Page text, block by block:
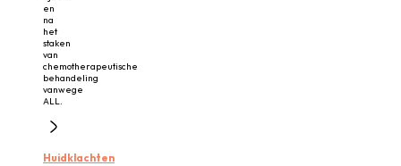
en
na
het
staken
van
chemotherapeutische
behandeling
vanwege
ALL.
Huidklachten